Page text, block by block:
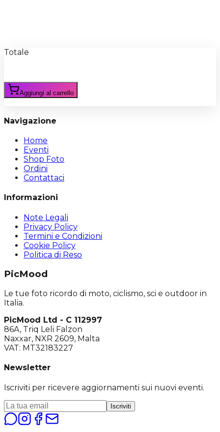
Totale
Aggiungi al carrello
Navigazione
Home
Eventi
Shop Foto
Ordini
Contattaci
Informazioni
Note Legali
Privacy Policy
Termini e Condizioni
Cookie Policy
Politica di Reso
PicMood
Le tue foto ricordo di moto, ciclismo, sci e outdoor in
Italia.
PicMood Ltd - C 112997
86A, Triq Leli Falzon
Naxxar, NXR 2609, Malta
VAT: MT32183227
Newsletter
Iscriviti per ricevere aggiornamenti sui nuovi eventi.
Iscriviti